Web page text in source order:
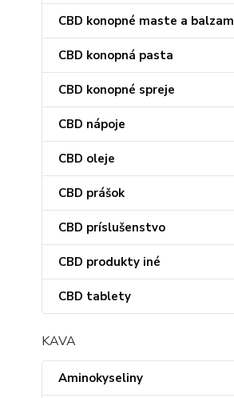
CBD konopné maste a
CBD konopná pasta
CBD konopné spreje
CBD nápoje
CBD oleje
CBD prášok
CBD príslušenstvo
CBD produkty iné
CBD tablety
KAVA
Aminokyseliny